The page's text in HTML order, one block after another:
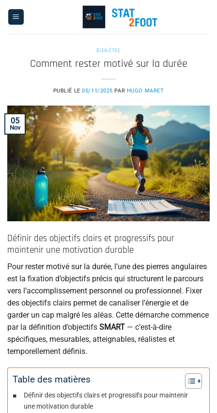
BIEN-ÊTRE
Comment rester motivé sur la durée
PUBLIÉ LE05/11/2025 PAR HUGO MARET
05
Nov
Définir des objectifs clairs et progressifs pour
maintenir une motivation durable
Pour rester motivé sur la durée, l’une des pierres angulaires
est la fixation d’objectifs précis qui structurent le parcours
vers l’accomplissement personnel ou professionnel. Fixer
des objectifs clairs permet de canaliser l’énergie et de
garder un cap malgré les aléas. Cette démarche commence
par la définition d’objectifs SMART — c’est-à-dire
spécifiques, mesurables, atteignables, réalistes et
temporellement définis.
Table des matières
Définir des objectifs clairs et progressifs pour maintenir
une motivation durable